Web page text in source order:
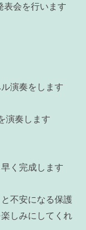
表会を行います
演奏をします
演奏します
く完成します
不安になる保護
しみにしてくれ